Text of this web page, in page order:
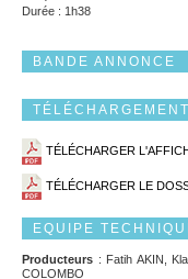
Durée : 1h38
BANDE ANNONCE
TÉLÉCHARGER
TÉLÉCHARGER LE
EQUIPE
Producteurs : Fatih AKIN,
COLOMBO